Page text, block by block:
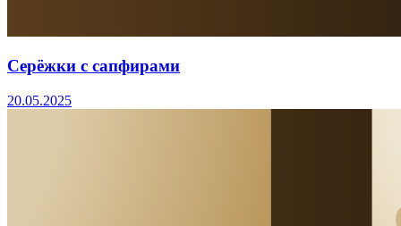
Серёжки с сапфирами
20.05.2025